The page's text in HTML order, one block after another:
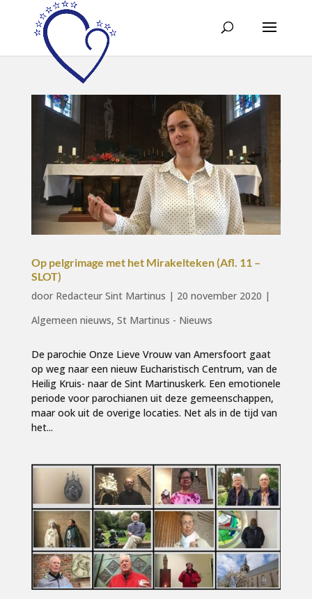
Op pelgrimage met het Mirakelteken (Afl. 11 –
SLOT)
door Redacteur Sint Martinus | 20 november 2020 |
Algemeen nieuws, St Martinus - Nieuws
De parochie Onze Lieve Vrouw van Amersfoort gaat
op weg naar een nieuw Eucharistisch Centrum, van de
Heilig Kruis- naar de Sint Martinuskerk. Een emotionele
periode voor parochianen uit deze gemeenschappen,
maar ook uit de overige locaties. Net als in de tijd van
het...